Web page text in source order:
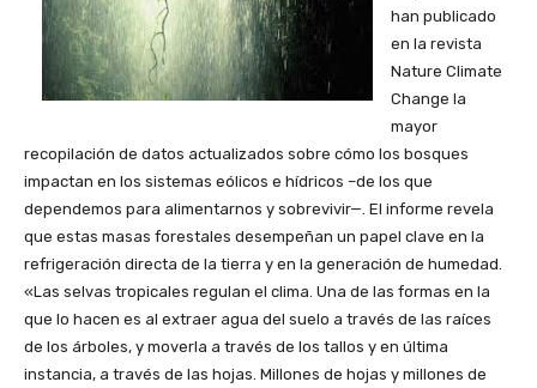
han publicado
en la revista
Nature Climate
Change la
mayor
recopilación de datos actualizados sobre cómo los bosques
impactan en los sistemas eólicos e hídricos –de los que
dependemos para alimentarnos y sobrevivir—. El informe revela
que estas masas forestales desempeñan un papel clave en la
refrigeración directa de la tierra y en la generación de humedad.
«Las selvas tropicales regulan el clima. Una de las formas en la
que lo hacen es al extraer agua del suelo a través de las raíces
de los árboles, y moverla a través de los tallos y en última
instancia, a través de las hojas. Millones de hojas y millones de